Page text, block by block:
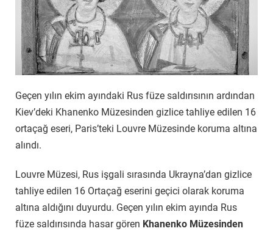
Geçen yılın ekim ayındaki Rus füze saldırısının ardından
Kiev’deki Khanenko Müzesinden gizlice tahliye edilen 16
ortaçağ eseri, Paris’teki Louvre Müzesinde koruma altına
alındı.
Louvre Müzesi, Rus işgali sırasında Ukrayna’dan gizlice
tahliye edilen 16 Ortaçağ eserini geçici olarak koruma
altına aldığını duyurdu. Geçen yılın ekim ayında Rus
füze saldırısında hasar gören Khanenko Müzesinden